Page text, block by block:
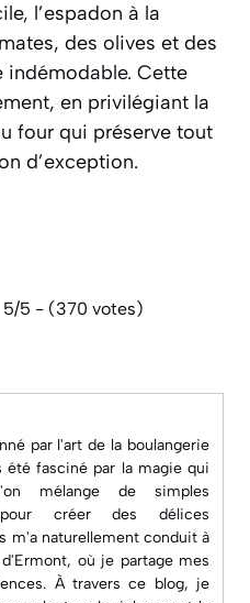
l’espadon à la
des olives et des
indémodable. Cette
en privilégiant la
four qui préserve tout
d’exception.
5/5 - (370 votes)
par l'art de la boulangerie
fasciné par la magie qui
mélange de simples
pour créer des délices
m'a naturellement conduit à
, où je partage mes
À travers ce blog, je